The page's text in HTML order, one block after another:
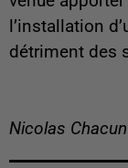
l’installation
détriment des
Nicolas